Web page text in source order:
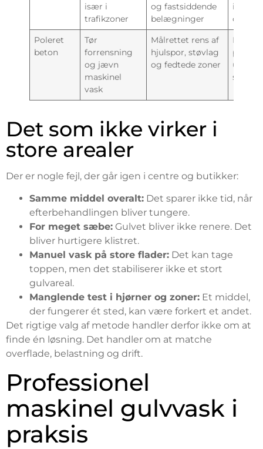
især i
trafikzoner
og fastsiddende
belægninger
ikke
Poleret
beton
Tør
forrensning
og jævn
maskinel
vask
Målrettet rens af
hjulspor, støvlag
og fedtede zoner
på
undgå
snavs
Det som ikke virker i
store arealer
Der er nogle fejl, der går igen i centre og butikker:
Samme middel overalt: Det sparer ikke tid, når
efterbehandlingen bliver tungere.
For meget sæbe: Gulvet bliver ikke renere. Det
bliver hurtigere klistret.
Manuel vask på store flader: Det kan tage
toppen, men det stabiliserer ikke et stort
gulvareal.
Manglende test i hjørner og zoner: Et middel,
der fungerer ét sted, kan være forkert et andet.
Det rigtige valg af metode handler derfor ikke om at
finde én løsning. Det handler om at matche
overflade, belastning og drift.
Professionel
maskinel gulvvask i
praksis